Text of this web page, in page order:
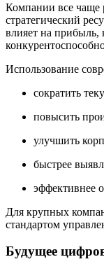
Компании все чаще
стратегический
влияет на прибыль,
Использование
сократить
повысить
улучшить
быстрее
эффективнее
Для крупных
стандартом
Будущее